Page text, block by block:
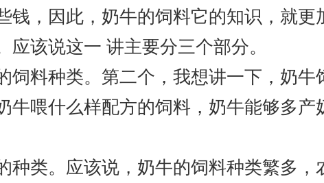
钱，因此，奶牛的饲料它的知识，就
该说这一 讲主要分三个部分。
料种类。第二个，我想讲一下，奶牛
牛喂什么样配方的饲料，奶牛能够多
类。应该说，奶牛的饲料种类繁多，